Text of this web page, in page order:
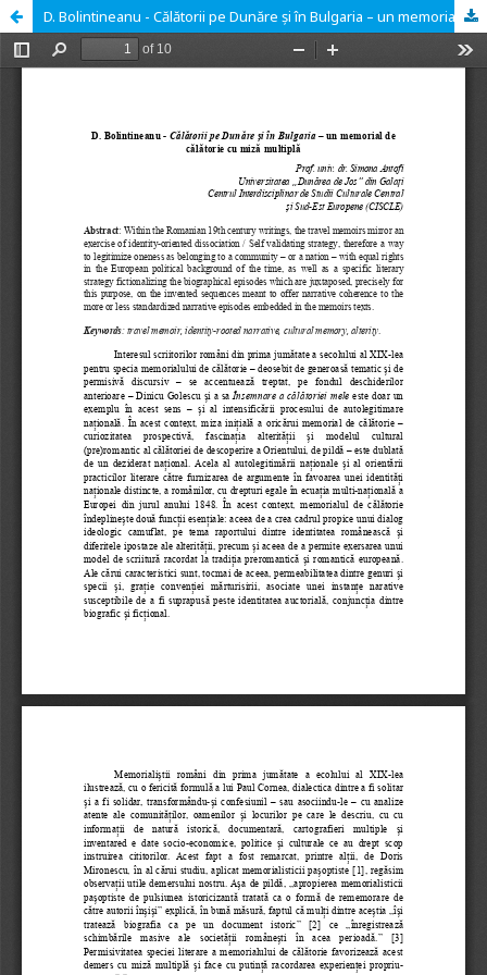
D. Bolintineanu - Călătorii pe Dunăre și în Bulgaria – un memorial de călătorie cu miză multiplă